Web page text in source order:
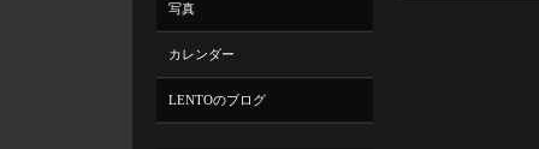
写真
カレンダー
LENTOのブログ